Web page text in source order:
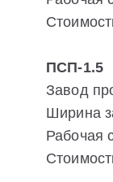
ПСП-1.5
Завод
Ширина
Рабочая